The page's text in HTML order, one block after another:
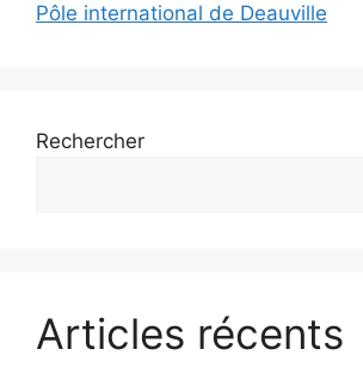
Pôle international de Deauville
Rechercher
Articles récents